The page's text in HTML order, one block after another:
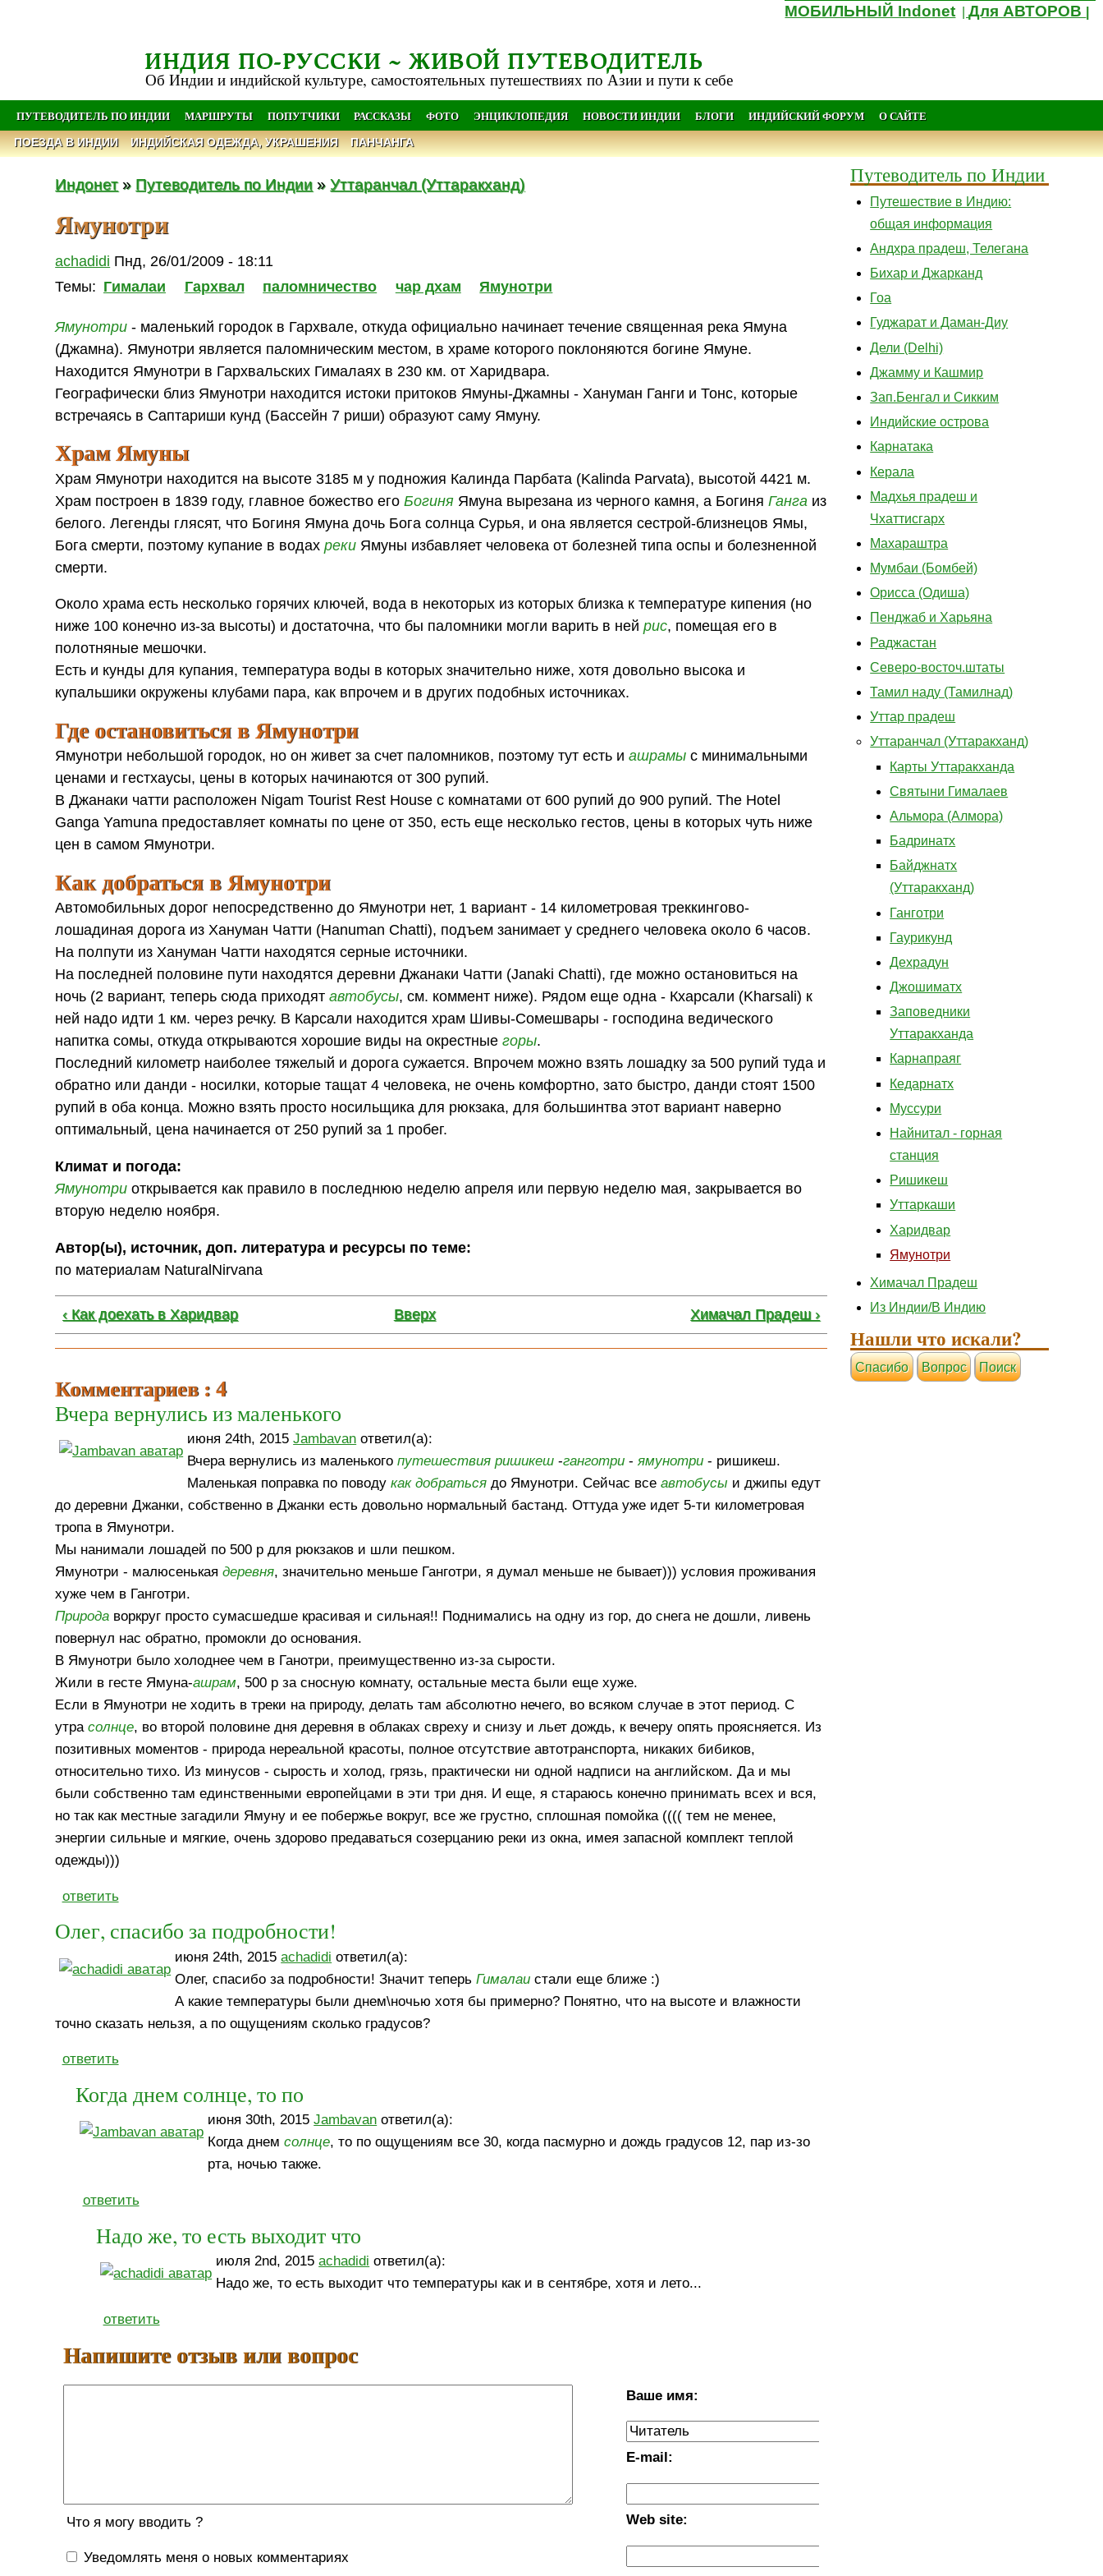
МОБИЛЬНЫЙ Indonet |Для АВТОРОВ
ИНДИЯ ПО-РУССКИ ~ ЖИВОЙ ПУТЕВОДИТЕЛЬ
Об Индии и индийской культуре, самостоятельных путешествиях по Азии и пути к себе
ПУТЕВОДИТЕЛЬ ПО ИНДИИ МАРШРУТЫ ПОПУТЧИКИ РАССКАЗЫ ФОТО ЭНЦИКЛОПЕДИЯ НОВОСТИ ИНДИИ БЛОГИ ИНДИЙСКИЙ ФОРУМ О САЙТЕ
ПОЕЗДА В ИНДИИ ИНДИЙСКАЯ ОДЕЖДА, УКРАШЕНИЯ ПАНЧАНГА
Индонет» Путеводитель по Индии »Уттаранчал (Уттаракханд)
Ямунотри
achadidi Пнд, 26/01/2009 - 18:11
Темы: Гималаи Гархвал паломничество чар дхам Ямунотри
Ямунотри - маленький городок в Гархвале, откуда официально начинает течение священная река Ямуна
(Джамна). Ямунотри является паломническим местом, в храме которого поклоняются богине Ямуне.
Находится Ямунотри в Гархвальских Гималаях в 230 км. от Харидвара.
Географически близ Ямунотри находится истоки притоков Ямуны-Джамны - Хануман Ганги и Тонс, которые
встречаясь в Саптариши кунд (Бассейн 7 риши) образуют саму Ямуну.
Храм Ямуны
Храм Ямунотри находится на высоте 3185 м у подножия Калинда Парбата (Kalinda Parvata), высотой 4421 м.
Храм построен в 1839 году, главное божество егоБогиня Ямуна вырезана из черного камня, а БогиняГанга из
белого. Легенды глясят, что Богиня Ямуна дочь Бога солнца Сурья, и она является сестрой-близнецов Ямы,
Бога смерти, поэтому купание в водахреки Ямуны избавляет человека от болезней типа оспы и болезненной
смерти.
Около храма есть несколько горячих ключей, вода в некоторых из которых близка к температуре кипения (но
ниже 100 конечно из-за высоты) и достаточна, что бы паломники могли варить в нейрис, помещая его в
полотняные мешочки.
Есть и кунды для купания, температура воды в которых значительно ниже, хотя довольно высока и
купальшики окружены клубами пара, как впрочем и в других подобных источниках.
Где остановиться в Ямунотри
Ямунотри небольшой городок, но он живет за счет паломников, поэтому тут есть иашрамы с минимальными
ценами и гестхаусы, цены в которых начинаются от 300 рупий.
В Джанаки чатти расположен Nigam Tourist Rest House с комнатами от 600 рупий до 900 рупий. The Hotel
Ganga Yamuna предоставляет комнаты по цене от 350, есть еще несколько гестов, цены в которых чуть ниже
цен в самом Ямунотри.
Как добраться в Ямунотри
Автомобильных дорог непосредственно до Ямунотри нет, 1 вариант - 14 километровая треккингово-
лошадиная дорога из Хануман Чатти (Hanuman Chatti), подъем занимает у среднего человека около 6 часов.
На полпути из Хануман Чатти находятся серные источники.
На последней половине пути находятся деревни Джанаки Чатти (Janaki Chatti), где можно остановиться на
ночь (2 вариант, теперь сюда приходятавтобусы, см. коммент ниже). Рядом еще одна - Кхарсали (Kharsali) к
ней надо идти 1 км. через речку. В Карсали находится храм Шивы-Сомешвары - господина ведического
напитка сомы, откуда открываются хорошие виды на окрестныегоры.
Последний километр наиболее тяжелый и дорога сужается. Впрочем можно взять лошадку за 500 рупий туда и
обратно или данди - носилки, которые тащат 4 человека, не очень комфортно, зато быстро, данди стоят 1500
рупий в оба конца. Можно взять просто носильщика для рюкзака, для большинтва этот вариант наверно
оптимальный, цена начинается от 250 рупий за 1 пробег.
Климат и погода:
Ямунотри открывается как правило в последнюю неделю апреля или первую неделю мая, закрывается во
вторую неделю ноября.
Автор(ы), источник, доп. литература и ресурсы по теме:
по материалам NaturalNirvana
‹ Как доехать в Харидвар Вверх Химачал Прадеш ›
Комментариев : 4
Вчера вернулись из маленького
июня 24th, 2015Jambavan ответил(а):
Вчера вернулись из маленькогопутешествия ришикеш -ганготри -ямунотри - ришикеш.
Маленькая поправка по поводукак добраться до Ямунотри. Сейчас всеавтобусы и джипы едут
до деревни Джанки, собственно в Джанки есть довольно нормальный бастанд. Оттуда уже идет 5-ти километровая
тропа в Ямунотри.
Мы нанимали лошадей по 500 р для рюкзаков и шли пешком.
Ямунотри - малюсенькаядеревня, значительно меньше Ганготри, я думал меньше не бывает))) условия проживания
хуже чем в Ганготри.
Природа воркруг просто сумасшедше красивая и сильная!! Поднимались на одну из гор, до снега не дошли, ливень
повернул нас обратно, промокли до основания.
В Ямунотри было холоднее чем в Ганотри, преимущественно из-за сырости.
Жили в гесте Ямуна-ашрам, 500 р за сносную комнату, остальные места были еще хуже.
Если в Ямунотри не ходить в треки на природу, делать там абсолютно нечего, во всяком случае в этот период. С
утрасолнце, во второй половине дня деревня в облаках свреху и снизу и льет дождь, к вечеру опять проясняется. Из
позитивных моментов - природа нереальной красоты, полное отсутствие автотранспорта, никаких бибиков,
относительно тихо. Из минусов - сырость и холод, грязь, практически ни одной надписи на английском. Да и мы
были собственно там единственными европейцами в эти три дня. И еще, я стараюсь конечно принимать всех и вся,
но так как местные загадили Ямуну и ее побержье вокруг, все же грустно, сплошная помойка (((( тем не менее,
энергии сильные и мягкие, очень здорово предаваться созерцанию реки из окна, имея запасной комплект теплой
одежды)))
ответить
Олег, спасибо за подробности!
июня 24th, 2015achadidi ответил(а):
Олег, спасибо за подробности! Значит теперьГималаи стали еще ближе :)
А какие температуры были днем\ночью хотя бы примерно? Понятно, что на высоте и влажности
точно сказать нельзя, а по ощущениям сколько градусов?
ответить
Когда днем солнце, то по
июня 30th, 2015Jambavan ответил(а):
Когда днемсолнце, то по ощущениям все 30, когда пасмурно и дождь градусов 12, пар из-зо
рта, ночью также.
ответить
Надо же, то есть выходит что
июля 2nd, 2015achadidi ответил(а):
Надо же, то есть выходит что температуры как и в сентябре, хотя и лето...
ответить
Напишите отзыв или вопрос
Ваше имя:
E-mail:
Web site:
Что я могу вводить ?
Уведомлять меня о новых комментариях
Путеводитель по Индии
Путешествие в Индию:
общая информация
Андхра прадеш, Телегана
Бихар и Джарканд
Гоа
Гуджарат и Даман-Диу
Дели (Delhi)
Джамму и Кашмир
Зап.Бенгал и Сикким
Индийские острова
Карнатака
Керала
Мадхья прадеш и
Чхаттисгарх
Махараштра
Мумбаи (Бомбей)
Орисса (Одиша)
Пенджаб и Харьяна
Раджастан
Северо-восточ.штаты
Тамил наду (Тамилнад)
Уттар прадеш
Уттаранчал (Уттаракханд)
Карты Уттаракханда
Святыни Гималаев
Альмора (Алмора)
Бадринатх
Байджнатх
(Уттаракханд)
Ганготри
Гаурикунд
Дехрадун
Джошиматх
Заповедники
Уттаракханда
Карнапраяг
Кедарнатх
Муссури
Найнитал - горная
станция
Ришикеш
Уттаркаши
Харидвар
Ямунотри
Химачал Прадеш
Из Индии/В Индию
Нашли что искали?
Cпасибо Вопрос Поиск